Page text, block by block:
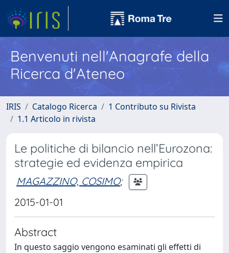
Benvenuti nell'Anagrafe della
Ricerca d'Ateneo
IRIS Catalogo Ricerca
1 Contributo su Rivista
1.1 Articolo in rivista
Le politiche di bilancio nell’Eurozona:
strategie ed evidenza empirica
MAGAZZINO, COSIMO;
2015-01-01
Abstract
In questo saggio vengono esaminati gli effetti di